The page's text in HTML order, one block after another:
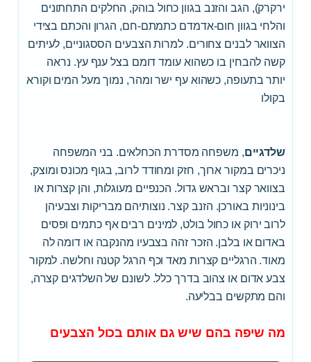
ירקרק), הגב והזנב בגוון כחול בוהק, החלקים התחתונים
והלחי בגוון חום-אדמדם כתמתם-חם, הגרון והכתם בצידי
הצוואר לבנים צחורים. למרות הצבעים הססגוניים, לעיתים
קשה להבחין בו כשהוא עומד דומם בצל ענף עץ. נראה
יותר בתעופה, כשהוא עף ישר ומהר, נמוך מעל המים וקורא
בקולו
שלדגיים, משפחה מסדרת הכחלאים. בני המשפחה
ניכרים במקור ארוך, חזק ומחודד לרוב, בגוף מכונס ומוצק,
בצוואר קצר ובראש גדול. הכנפיים מעוגלות, והן קצרות או
בינוניות באורכן. הזנב קצר. נוצותיהם מבריקות וצבעיהן
לרוב ירוק או כחול בולט, למינים רבים אף כתמים ופסים
באדום או בלבן. הזכר זהה בצבעיו מהנקבה או דומה לה
מאוד. הרגליים קצרות מאד וכף הרגל קטנה וחלשה. למקור
צבע אדום או צהוב בדרך כלל. לשונם של השלדגים קצרה,
והם מתקשים בבליעה.
מה שיפה בהם שיש גם אותם בכול הצבעים